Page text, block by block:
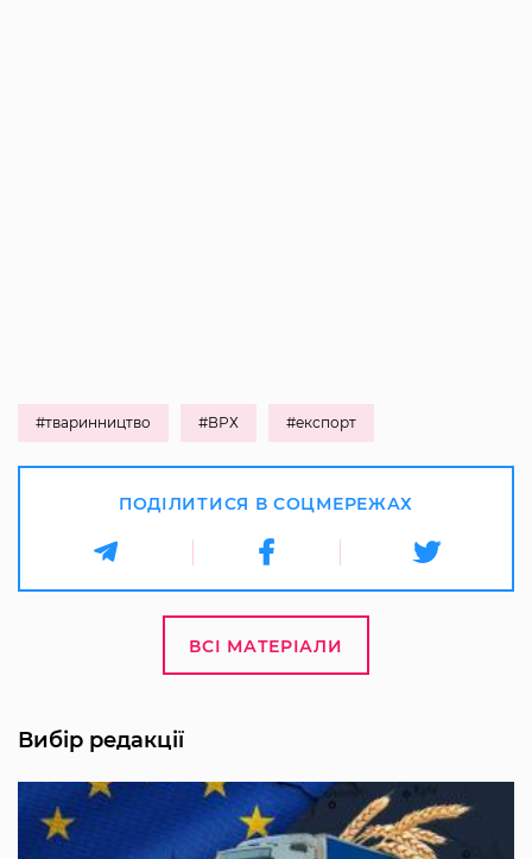
#тваринництво #ВРХ #експорт
ПОДІЛИТИСЯ В СОЦМЕРЕЖАХ
ВСІ МАТЕРІАЛИ
Вибір редакції